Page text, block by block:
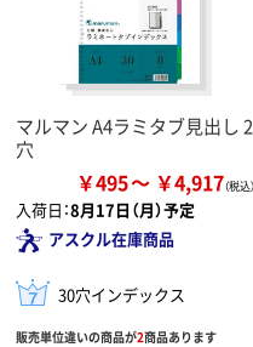
マルマン A4ラミタブ見出し 2
穴
￥495 ￥4,917
入荷日：8月17日（月）予定
アスクル在庫商品
30穴インデックス
販売単位違いの商品が2商品あります